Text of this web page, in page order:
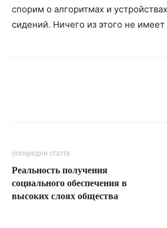
спорим о алгоритмах и
сидений. Ничего из этого не
попередня стаття
Реальность получения
социального обеспечения в
высоких слоях общества